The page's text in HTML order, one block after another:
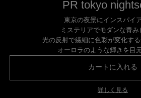
PR tokyo
東京の夜景にインスパイ
ミステリアでモダンな青み
光の反射で繊細に色彩が変化す
オーロラのような輝きを目
カートに入れる
詳しく見る